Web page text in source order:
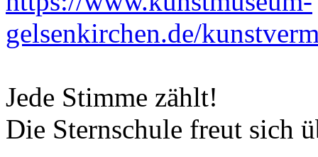
gelsenkirchen.de/
Jede Stimme zählt!
Die Sternschule freut sich